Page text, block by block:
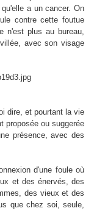
a un cancer. On
contre cette foutue
n'est plus au bureau,
avec son visage
dire, et pourtant la vie
proposée ou suggerée
présence, avec des
d'une foule où
et des énervés, des
des vieux et des
que chez soi, seule,